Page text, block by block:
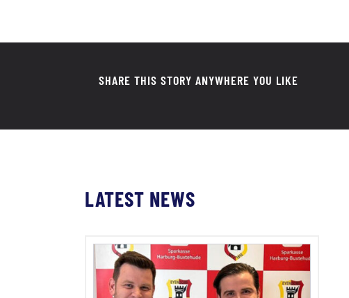
SHARE THIS STORY ANYWHERE YOU LIKE
LATEST NEWS